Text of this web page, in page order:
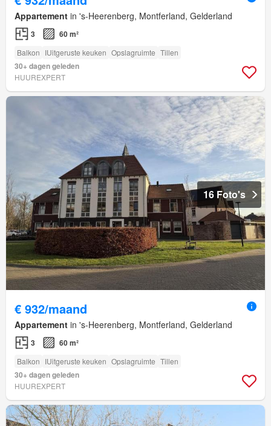
Appartement in 's-Heerenberg, Montferland, Gelderland
3 60 m²
Balkon IUitgeruste keuken Opslagruimte Tillen
30+ dagen geleden
HUUREXPERT
16 Foto's
€ 932/maand
Appartement in 's-Heerenberg, Montferland, Gelderland
3 60 m²
Balkon IUitgeruste keuken Opslagruimte Tillen
30+ dagen geleden
HUUREXPERT